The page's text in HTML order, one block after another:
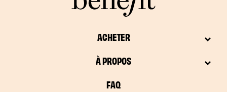
ACHETER
À PROPOS
FAQ